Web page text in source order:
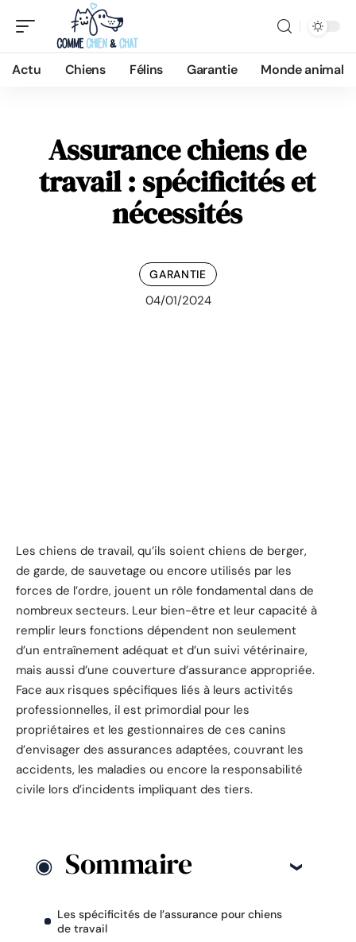
Actu Chiens Félins Garantie Monde animal
Assurance chiens de
travail : spécificités et
nécessités
GARANTIE
04/01/2024
Les chiens de travail, qu’ils soient chiens de berger,
de garde, de sauvetage ou encore utilisés par les
forces de l’ordre, jouent un rôle fondamental dans de
nombreux secteurs. Leur bien-être et leur capacité à
remplir leurs fonctions dépendent non seulement
d’un entraînement adéquat et d’un suivi vétérinaire,
mais aussi d’une couverture d’assurance appropriée.
Face aux risques spécifiques liés à leurs activités
professionnelles, il est primordial pour les
propriétaires et les gestionnaires de ces canins
d’envisager des assurances adaptées, couvrant les
accidents, les maladies ou encore la responsabilité
civile lors d’incidents impliquant des tiers.
Sommaire
Les spécificités de l’assurance pour chiens
de travail